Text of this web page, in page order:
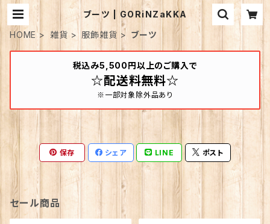
ブーツ | GORiNZaKKA
HOME
雑貨 服飾雑貨 ブーツ
税込み5,500円以上のご購入で
☆配送料無料☆
※一部対象除外品あり
保存 シェア LINE ポスト
セール商品